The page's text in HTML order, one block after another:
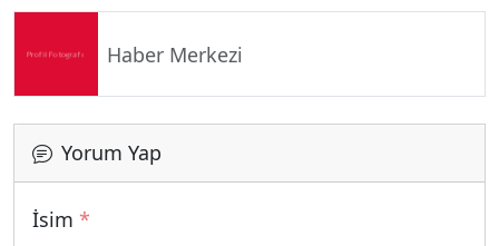
Haber Merkezi
Yorum Yap
İsim *